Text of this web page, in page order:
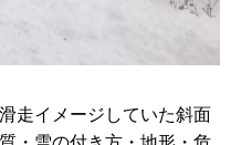
走イメージしていた斜面